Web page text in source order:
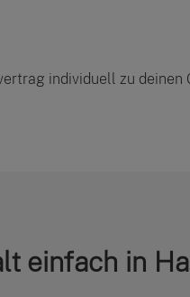
individuell zu deinen
einfach in